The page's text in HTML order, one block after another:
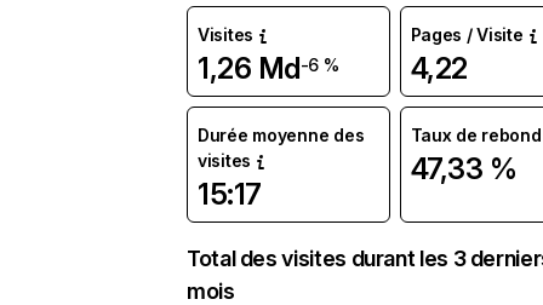
Visites
1,26 Md-6 %
Pages / Visite
4,22
Durée moyenne des
visites
15:17
Taux de rebond
47,33 %
Total des visites durant les 3
mois